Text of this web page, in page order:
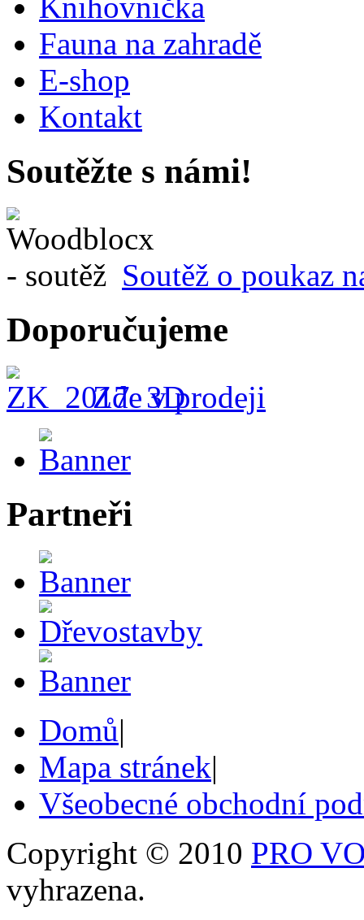
Knihovnička
Fauna na zahradě
E-shop
Kontakt
Soutěžte s námi!
Soutěž o poukaz
Doporučujeme
Zde v prodeji
Partneři
Domů|
Mapa stránek|
Všeobecné obchodní
Copyright © 2010 PRO
vyhrazena.